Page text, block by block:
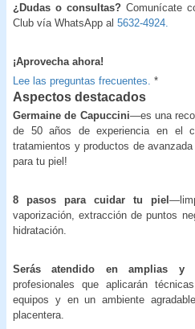
¿Dudas o consultas? Comunícate
Club vía WhatsApp al 5632-4924.
¡Aprovecha ahora!
Lee las preguntas frecuentes. *
Aspectos destacados
Germaine de Capuccini—es una
de 50 años de experiencia en el
tratamientos y productos de
para tu piel!
8 pasos para cuidar tu piel
vaporización, extracción de puntos
hidratación.
Serás atendido en amplias y
profesionales que aplicarán
equipos y en un ambiente
placentera.